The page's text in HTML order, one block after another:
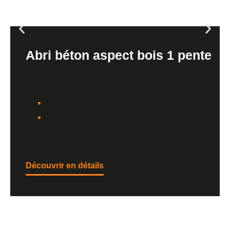
Abri béton aspect bois 1 pente
Découvrir en détails